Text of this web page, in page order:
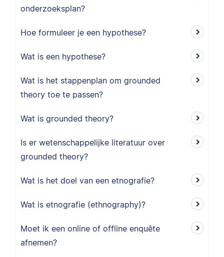
onderzoeksplan?
Hoe formuleer je een hypothese?
Wat is een hypothese?
Wat is het stappenplan om grounded
theory toe te passen?
Wat is grounded theory?
Is er wetenschappelijke literatuur over
grounded theory?
Wat is het doel van een etnografie?
Wat is etnografie (ethnography)?
Moet ik een online of offline enquête
afnemen?